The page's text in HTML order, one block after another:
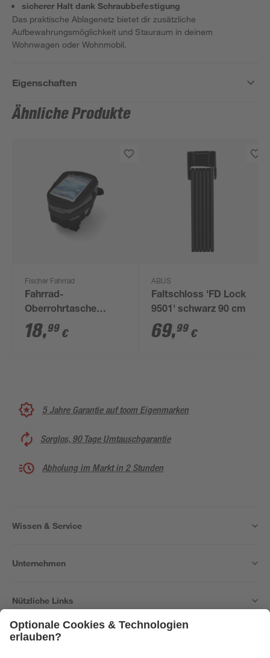
sicherer Halt dank Schraubbefestigung
Das praktische Ablagenetz bietet dir zusätzliche
Aufbewahrungsmöglichkeit und Stauraum in deinem
Wohnwagen oder Wohnmobil.
Eigenschaften
Ähnliche Produkte
Fischer Fahrrad
Fahrrad-
Oberrohrtasche
'Premium' schwarz
18,99 €
ABUS
Faltschloss 'FD Lock
9501' schwarz 90 cm
69,99 €
5 Jahre Garantie auf toom Eigenmarken
Sorglos, 90 Tage Umtauschgarantie
Abholung im Markt in 2 Stunden
Wissen & Service
Unternehmen
Nützliche Links